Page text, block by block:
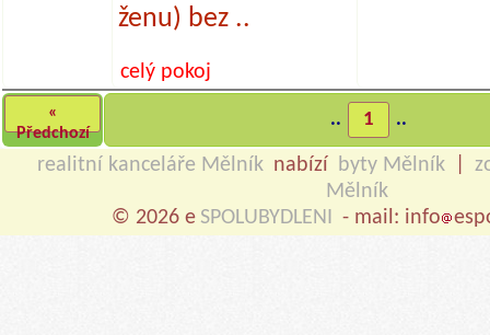
ženu) bez ..
celý pokoj
«
Předchozí
.. 1 ..
realitní kanceláře Mělník nabízí byty Mělník
Mělník
© 2026 e SPOLUBYDLENI - mail: info